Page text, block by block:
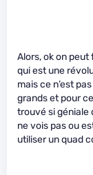
Alors, ok on peut
qui est une
mais ce n’est
grands et pour
trouvé si géniale
ne vois pas ou
utiliser un quad